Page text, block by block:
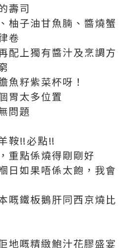
壽司
柚子油甘魚腩、醬燒蟹
卷
配上獨有醬汁及烹調方
魚籽紫菜杯呀！
胃太多位置
問題
鞍‼️必點‼️
重點係燒得剛剛好
日如果唔係太飽，我會
嘅鐵板鵝肝同西京燒比
地嘅精緻鮑汁花膠盛宴